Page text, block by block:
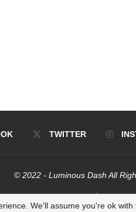
TWITTER
© 2022 - Luminous Dash All
BACK TO TOP
We'll assume you're ok with